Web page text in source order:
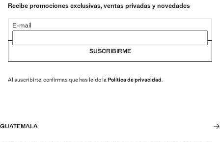
Recibe promociones exclusivas, ventas privadas y novedades
E-mail
SUSCRIBIRME
Al suscribirte, confirmas que has leído la Política de privacidad.
GUATEMALA